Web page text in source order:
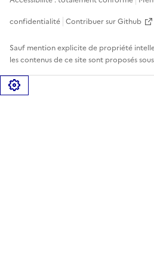
confidentialité Contribuer sur Github
Sauf mention explicite de propriété
les contenus de ce site sont proposés sous
Gérer les cookies